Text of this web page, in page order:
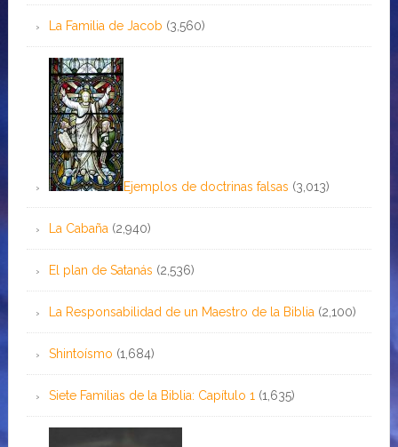
La Familia de Jacob (3,560)
Ejemplos de doctrinas falsas (3,013)
La Cabaña (2,940)
El plan de Satanás (2,536)
La Responsabilidad de un Maestro de la Biblia (2,100)
Shintoísmo (1,684)
Siete Familias de la Biblia: Capítulo 1 (1,635)